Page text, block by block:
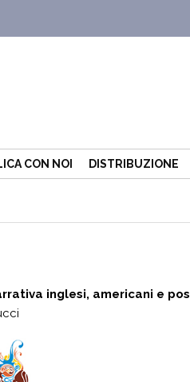
CON NOI DISTRIBUZIONE
inglesi, americani e